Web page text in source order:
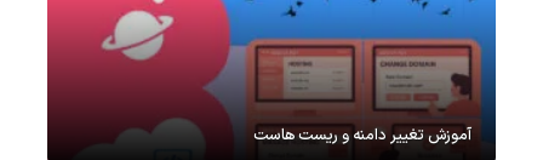
آموزش تغییر دامنه و ریست هاست